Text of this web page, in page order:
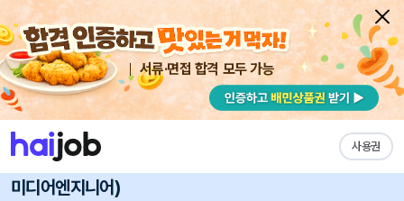
서류·면접 합격 모두 가능
사용권
채용공고 자소서 자유항목 자소서 내 작성목록
SBS미디어그룹 즐겨찾기
2026 신입사원 공개채용 (기자/PD/아나운서/
미디어엔지니어)